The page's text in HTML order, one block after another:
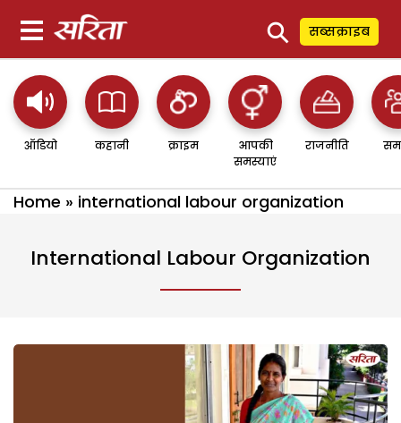
⚲ सब्सक्राइब
ऑडियो कहानी क्राइम
आपकी
समस्याएं
राजनीति
Home » international labour organization
International Labour Organization